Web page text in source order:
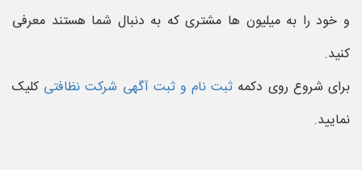
و خود را به میلیون ها مشتری که به دنبال شما هستند معرفی
کنید.
برای شروع روی دکمه ثبت نام و ثبت آگهی شرکت نظافتی کلیک
نمایید.